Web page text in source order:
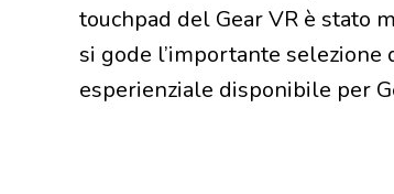
touchpad del Gear VR è stato
si gode l’importante
esperienziale disponibile per